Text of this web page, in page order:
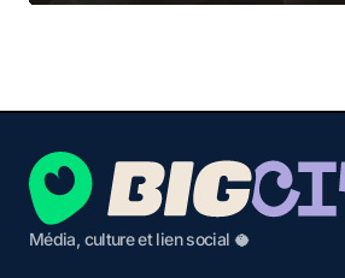
Média, culture et lien social 🥥